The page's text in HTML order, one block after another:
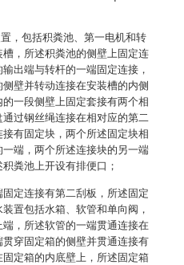
，包括积粪池、第一电机和转
，所述积粪池的侧壁上固定连
出端与转杆的一端固定连接，
壁并转动连接在安装槽的内侧
一段侧壁上固定套接有两个相
过钢丝绳连接在相对应的第二
有固定块，两个所述固定块相
端，两个所述连接块的另一端
粪池上开设有排便口；
定连接有第二刮板，所述固定
置包括水箱、软管和单向阀，
，所述软管的一端贯通连接在
穿固定箱的侧壁并贯通连接有
定箱的内底壁上，所述固定箱